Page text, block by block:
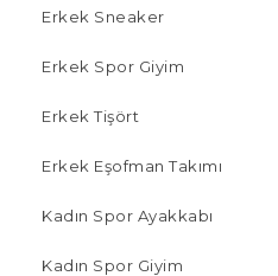
Erkek Sneaker
Erkek Spor Giyim
Erkek Tişört
Erkek Eşofman Takımı
Kadın Spor Ayakkabı
Kadın Spor Giyim